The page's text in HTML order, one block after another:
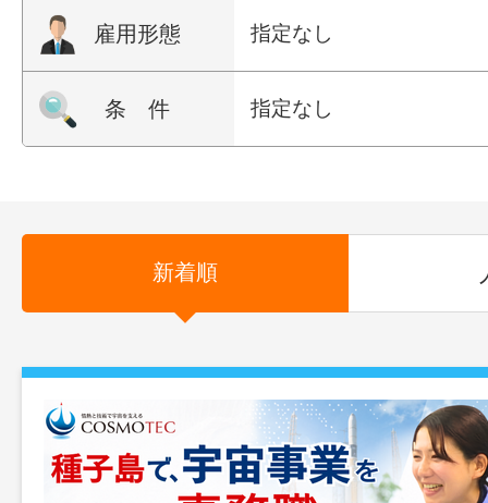
雇用形態 指定なし
条 件 指定なし
新着順